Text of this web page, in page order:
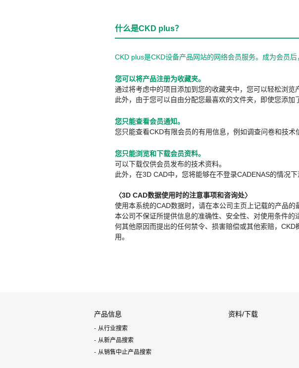
什么是CKD plus？
CKD plus是CKD设备产品网站的网络会员服务。成为会员后
您可以将产品注册为收藏夹。
通过将考虑中的项目添加到您的收藏夹中，您可以轻松浏览
此外，由于您可以自由分配您最喜欢的文件夹，即使您添加
您只能查看会员通知。
您只能查看CKD有限会员的有用信息，例如调查问卷和技术
您只能浏览和下载会员资料。
可以下载仅供会员发布的技术资料。
此外，在3D CAD中，您将能够在不登录CADENAS的情况下
〈3D CAD数据使用时的注意事项和咨询处〉
使用本系统的CAD数据时，请在本公司主页上记载的产品
本公司不保证所提供信息的准确性、安全性、对使用条件
何其他原因而提出的任何禁令、损害赔偿或其他索赔，
用。
产品信息
从行业搜索
从新产品搜索
从销售中止产品搜索
资料/下载